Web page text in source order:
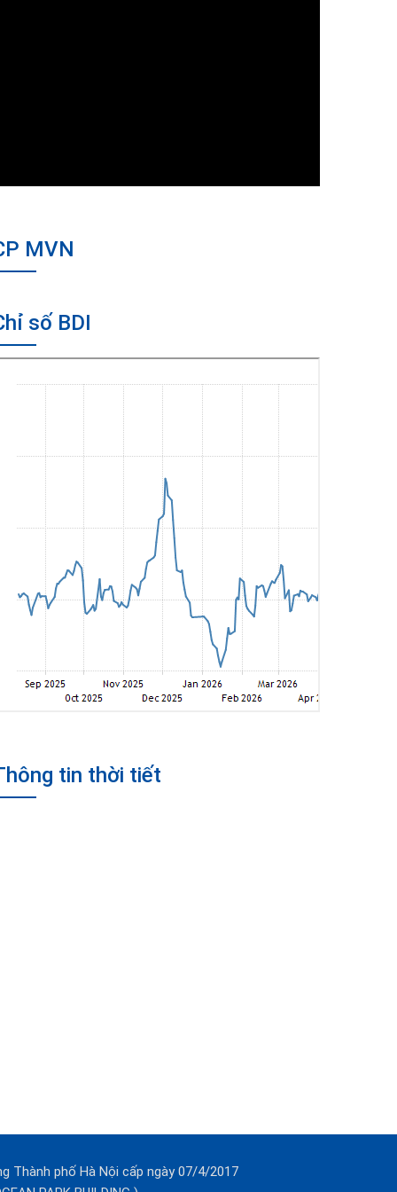
MVN
số BDI
tin thời tiết
Thành phố Hà Nội cấp ngày 07/4/2017